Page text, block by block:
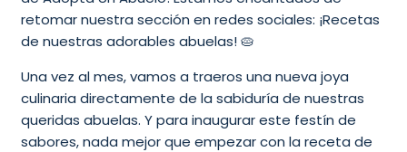
retomar nuestra sección en redes sociales: ¡Recetas
de nuestras adorables abuelas! 🥧
Una vez al mes, vamos a traeros una nueva joya
culinaria directamente de la sabiduría de nuestras
queridas abuelas. Y para inaugurar este festín de
sabores, nada mejor que empezar con la receta de